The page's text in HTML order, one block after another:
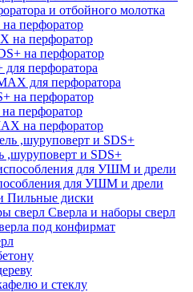
и отбойного молотка
перфоратор
на перфоратор
на перфоратор
перфоратора
для перфоратора
на перфоратор
перфоратор
на перфоратор
,шуруповерт и SDS+
для УШМ и дрели
Пильные диски
Сверла и наборы сверл
под конфирмат
и стеклу